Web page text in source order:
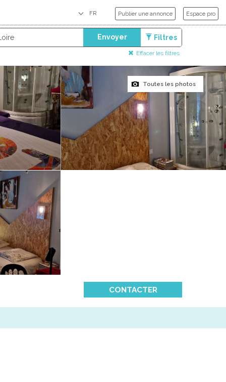
Publier une annonce Espace pro
Envoyer Filtres
Effacer les filtres
Toutes les photos
CONTACTER